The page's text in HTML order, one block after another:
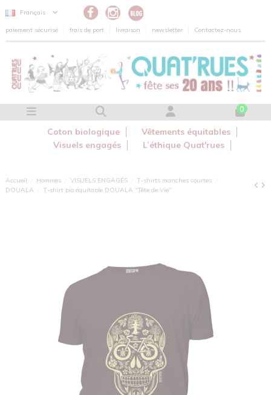
Panneau de gestion des cookies
Français
paiement sécurisé frais de port livraison newsletter Contactez-nous
0
Coton biologique
Vêtements équitables
Visuels engagés
L’éthique Quat'rues
Accueil Hommes VISUELS ENGAGÉS
T-shirts manches courtes
DOUALA
T-shirt bio équitable DOUALA "Tête de Vie"